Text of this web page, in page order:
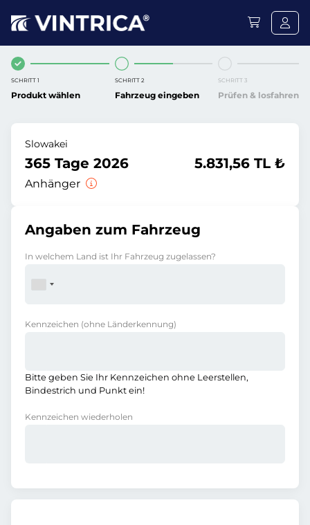
SCHRITT 1
Produkt wählen
SCHRITT 2
Fahrzeug eingeben
SCHRITT 3
Prüfen & losfahren
Slowakei
365 Tage 2026
Anhänger
5.831,56 TL ₺
Angaben zum Fahrzeug
In welchem Land ist Ihr Fahrzeug zugelassen?
Kennzeichen (ohne Länderkennung)
Bitte geben Sie Ihr Kennzeichen ohne Leerstellen,
Bindestrich und Punkt ein!
Kennzeichen wiederholen